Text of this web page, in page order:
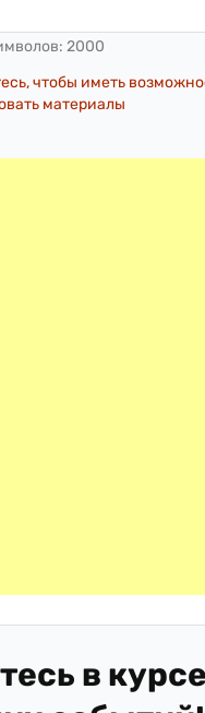
2000
чтобы иметь
материалы
в курсе